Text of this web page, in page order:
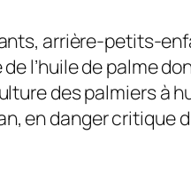
arrière-petits-
l’huile de palme
des palmiers
en danger critique